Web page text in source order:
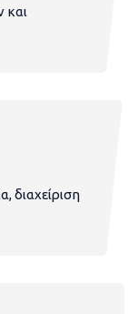
και
διαχείριση